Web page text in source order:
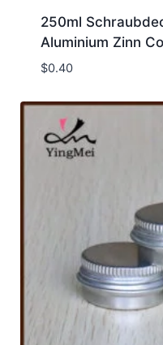
250ml
Aluminium Zinn
$0.40